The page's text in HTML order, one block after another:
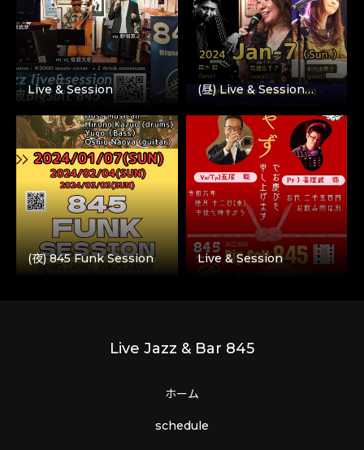
Live & Session (昼) Live & Session…
(夜) 845 Funk Session Live & Session
Live Jazz & Bar 845
ホーム
schedule